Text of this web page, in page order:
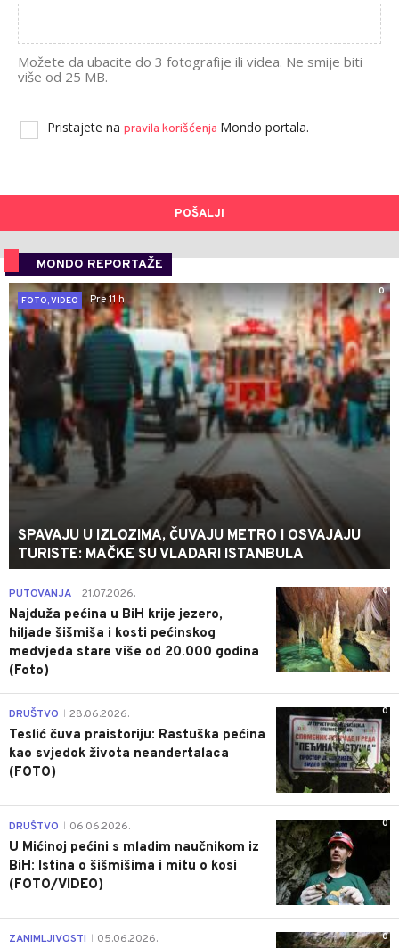
Možete da ubacite do 3 fotografije ili videa. Ne smije biti
više od 25 MB.
Pristajete na pravila korišćenja Mondo portala.
POŠALJI
MONDO REPORTAŽE
0
FOTO, VIDEO
Pre 11 h
SPAVAJU U IZLOZIMA, ČUVAJU METRO I OSVAJAJU
TURISTE: MAČKE SU VLADARI ISTANBULA
0
PUTOVANJA 21.07.2026.
Najduža pećina u BiH krije jezero,
hiljade šišmiša i kosti pećinskog
medvjeda stare više od 20.000 godina
(Foto)
0
DRUŠTVO 28.06.2026.
Teslić čuva praistoriju: Rastuška pećina
kao svjedok života neandertalaca
(FOTO)
0
DRUŠTVO 06.06.2026.
U Mićinoj pećini s mladim naučnikom iz
BiH: Istina o šišmišima i mitu o kosi
(FOTO/VIDEO)
0
ZANIMLJIVOSTI 05.06.2026.